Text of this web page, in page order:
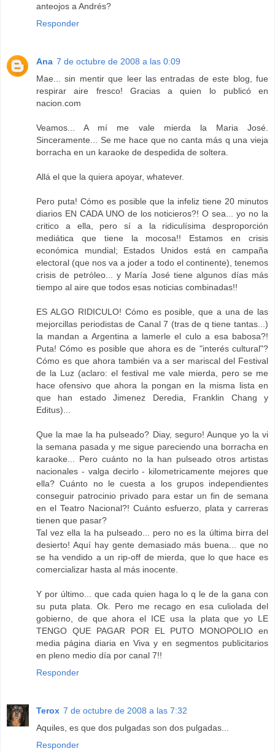
anteojos a Andrés?
Responder
Ana 7 de octubre de 2008 a las 0:09
Mae... sin mentir que leer las entradas de este blog, fue
respirar aire fresco! Gracias a quien lo publicó en
nacion.com
Veamos... A mí me vale mierda la Maria José.
Sinceramente... Se me hace que no canta más q una vieja
borracha en un karaoke de despedida de soltera.
Allá el que la quiera apoyar, whatever.
Pero puta! Cómo es posible que la infeliz tiene 20 minutos
diarios EN CADA UNO de los noticieros?! O sea... yo no la
critico a ella, pero sí a la ridiculísima desproporción
mediática que tiene la mocosa!! Estamos en crisis
económica mundial; Estados Unidos está en campaña
electoral (que nos va a joder a todo el continente), tenemos
crisis de petróleo... y María José tiene algunos días más
tiempo al aire que todos esas noticias combinadas!!
ES ALGO RIDICULO! Cómo es posible, que a una de las
mejorcillas periodistas de Canal 7 (tras de q tiene tantas...)
la mandan a Argentina a lamerle el culo a esa babosa?!
Puta! Cómo es posible que ahora es de "interés cultural"?
Cómo es que ahora también va a ser mariscal del Festival
de la Luz (aclaro: el festival me vale mierda, pero se me
hace ofensivo que ahora la pongan en la misma lista en
que han estado Jimenez Deredia, Franklin Chang y
Editus)...
Que la mae la ha pulseado? Diay, seguro! Aunque yo la vi
la semana pasada y me sigue pareciendo una borracha en
karaoke... Pero cuánto no la han pulseado otros artistas
nacionales - valga decirlo - kilometricamente mejores que
ella? Cuánto no le cuesta a los grupos independientes
conseguir patrocinio privado para estar un fin de semana
en el Teatro Nacional?! Cuánto esfuerzo, plata y carreras
tienen que pasar?
Tal vez ella la ha pulseado... pero no es la última birra del
desierto! Aquí hay gente demasiado más buena... que no
se ha vendido a un rip-off de mierda, que lo que hace es
comercializar hasta al más inocente.
Y por último... que cada quien haga lo q le de la gana con
su puta plata. Ok. Pero me recago en esa culiolada del
gobierno, de que ahora el ICE usa la plata que yo LE
TENGO QUE PAGAR POR EL PUTO MONOPOLIO en
media página diaria en Viva y en segmentos publicitarios
en pleno medio día por canal 7!!
Responder
Terox 7 de octubre de 2008 a las 7:32
Aquiles, es que dos pulgadas son dos pulgadas...
Responder